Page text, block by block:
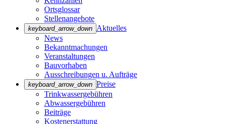
Ortsglossar
Stellenangebote
keyboard_arrow_down Aktuelles
News
Bekanntmachungen
Veranstaltungen
Bauvorhaben
Ausschreibungen u. Aufträge
keyboard_arrow_down Preise
Trinkwassergebühren
Abwassergebühren
Beiträge
Kostenerstattung